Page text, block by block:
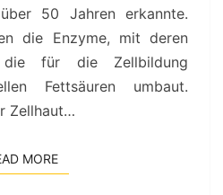
50 Jahren erkannte.
die Enzyme, mit deren
für die Zellbildung
Fettsäuren umbaut.
Zellhaut…
MOREREAD MORE